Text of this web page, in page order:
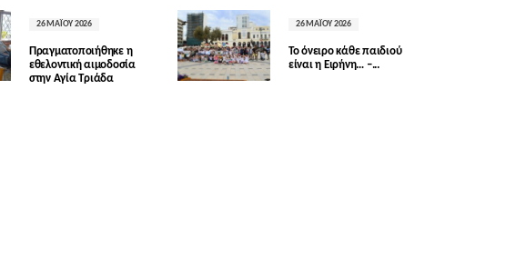
26 ΜΑΪ́ΟΥ 2026
Πραγματοποιήθηκε η
εθελοντική αιμοδοσία
στην Αγία Τριάδα
26 ΜΑΪ́ΟΥ 2026
Το όνειρο κάθε παιδιού
είναι η Ειρήνη… –...